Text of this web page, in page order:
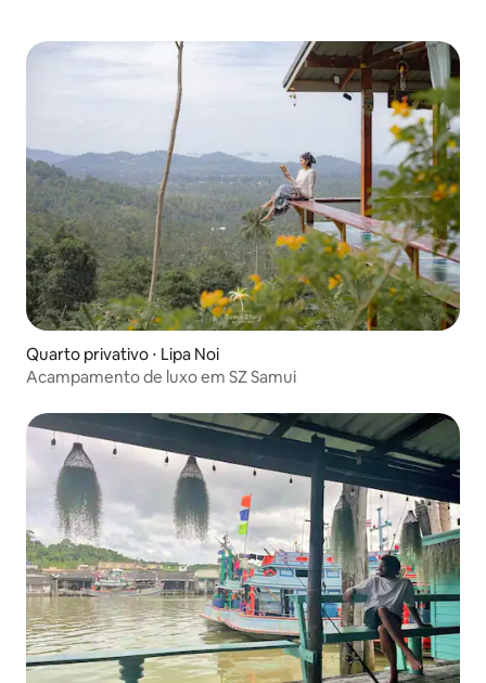
Quarto privativo ⋅ Lipa Noi
Acampamento de luxo em SZ Samui